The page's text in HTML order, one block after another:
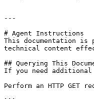
---
# Agent Instructions
This documentation is
technical content
## Querying This
If you need
Perform an HTTP